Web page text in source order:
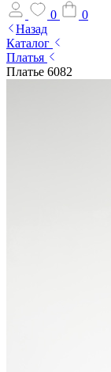
0
0
Назад
Каталог
Платья
Платье 6082